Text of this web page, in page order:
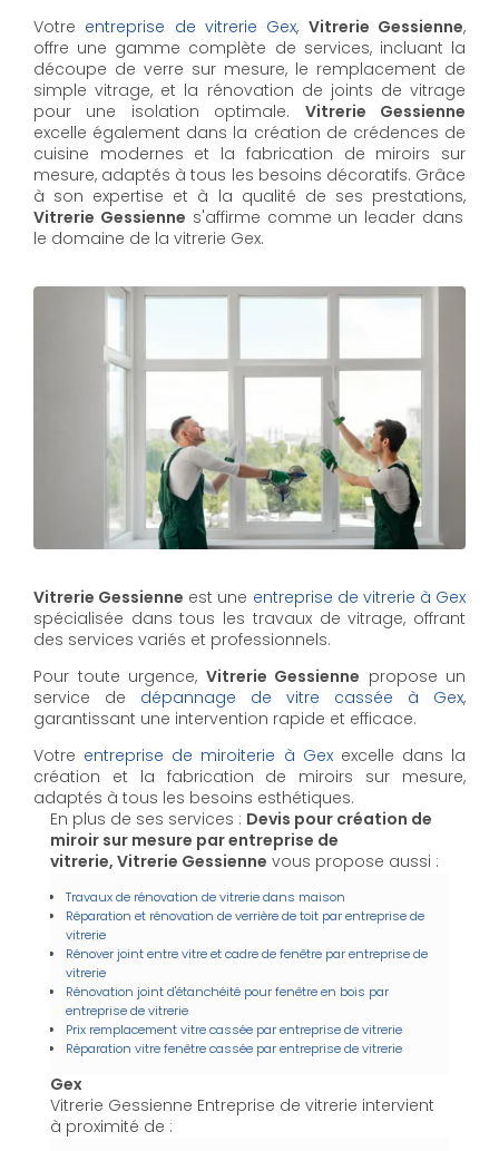
Votre entreprise de vitrerie Gex, Vitrerie Gessienne,
offre une gamme complète de services, incluant la
découpe de verre sur mesure, le remplacement de
simple vitrage, et la rénovation de joints de vitrage
pour une isolation optimale. Vitrerie Gessienne
excelle également dans la création de crédences de
cuisine modernes et la fabrication de miroirs sur
mesure, adaptés à tous les besoins décoratifs. Grâce
à son expertise et à la qualité de ses prestations,
Vitrerie Gessienne s'affirme comme un leader dans
le domaine de la vitrerie Gex.
Vitrerie Gessienne est une entreprise de vitrerie à Gex
spécialisée dans tous les travaux de vitrage, offrant
des services variés et professionnels.
Pour toute urgence, Vitrerie Gessienne propose un
service de dépannage de vitre cassée à Gex,
garantissant une intervention rapide et efficace.
Votre entreprise de miroiterie à Gexexcelle dans la
création et la fabrication de miroirs sur mesure,
adaptés à tous les besoins esthétiques.
En plus de ses services : Devis pour création de
miroir sur mesure par entreprise de
vitrerie, Vitrerie Gessienne vous propose aussi :
Travaux de rénovation de vitrerie dans maison
Réparation et rénovation de verrière de toit par entreprise de
vitrerie
Rénover joint entre vitre et cadre de fenêtre par entreprise de
vitrerie
Rénovation joint d'étanchéité pour fenêtre en bois par
entreprise de vitrerie
Prix remplacement vitre cassée par entreprise de vitrerie
Réparation vitre fenêtre cassée par entreprise de vitrerie
Gex
Vitrerie Gessienne Entreprise de vitrerie intervient
à proximité de :